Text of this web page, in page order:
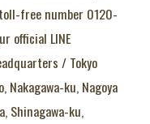
free number 0120-
official LINE
/ Tokyo
Nakagawa-ku, Nagoya
Shinagawa-ku,